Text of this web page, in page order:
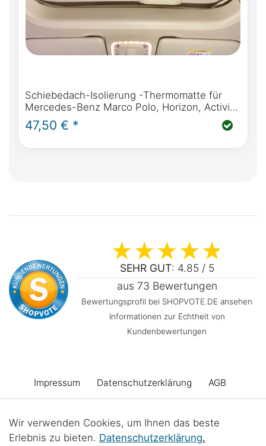
Schiebedach-Isolierung -Thermomatte für
Mercedes-Benz Marco Polo, Horizon, Activity
(W447) & Mercedes-Benz V-Klasse / Vito ab
BJ2014
47,50 € *
SEHR GUT: 4.85 / 5
aus 73 Bewertungen
Bewertungsprofil bei SHOPVOTE.DE ansehen
Informationen zur Echtheit von
Kundenbewertungen
Impressum Daten­schutz­erklärung AGB
Barrierefreiheitserklärung Widerrufs­recht
Wir verwenden Cookies, um Ihnen das beste
Erlebnis zu bieten. Daten­schutz­erklärung.